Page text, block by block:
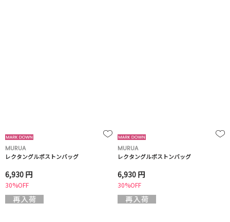
MURUA
レクタングルボストンバッグ
6,930 円
30%OFF
MURUA
レクタングルボストンバッグ
6,930 円
30%OFF